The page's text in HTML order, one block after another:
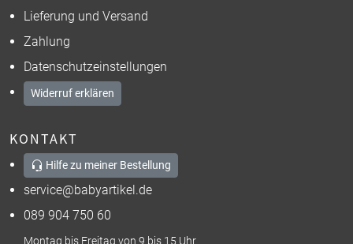
Lieferung und Versand
Zahlung
Datenschutzeinstellungen
Widerruf erklären
KONTAKT
Hilfe zu meiner Bestellung
service@babyartikel.de
089 904 750 60
Montag bis Freitag von 9 bis 15 Uhr